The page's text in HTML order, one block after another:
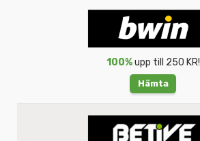
100%upp till 250 KR!
Hämta